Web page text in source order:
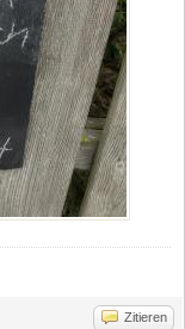
Zitieren